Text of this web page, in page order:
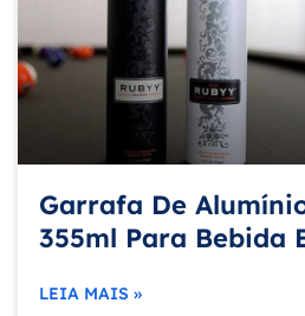
Garrafa De
355ml Para Bebida
LEIA MAIS »